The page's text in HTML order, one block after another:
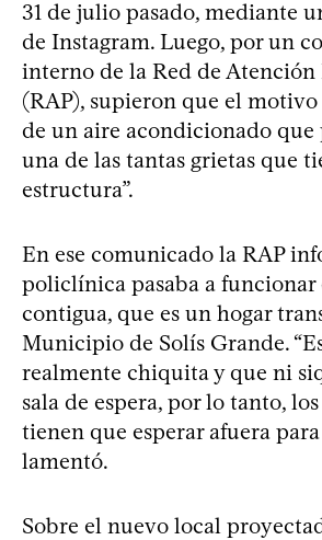
31 de julio pasado, mediante
de Instagram. Luego, por un
interno de la Red de
(RAP), supieron que el motivo
de un aire acondicionado
una de las tantas grietas que
estructura”.
En ese comunicado la RAP
policlínica pasaba a funcionar
contigua, que es un hogar
Municipio de Solís Grande.
realmente chiquita y que ni
sala de espera, por lo tanto,
tienen que esperar afuera
lamentó.
Sobre el nuevo local